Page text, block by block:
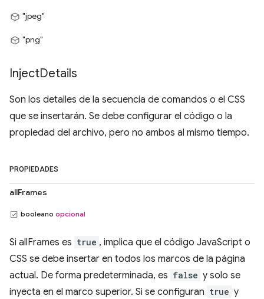
"jpeg"
"png"
InjectDetails
Son los detalles de la secuencia de comandos o el CSS
que se insertarán. Se debe configurar el código o la
propiedad del archivo, pero no ambos al mismo tiempo.
PROPIEDADES
allFrames
booleano opcional
Si allFrames es true , implica que el código JavaScript o
CSS se debe insertar en todos los marcos de la página
actual. De forma predeterminada, es false y solo se
inyecta en el marco superior. Si se configuran true y